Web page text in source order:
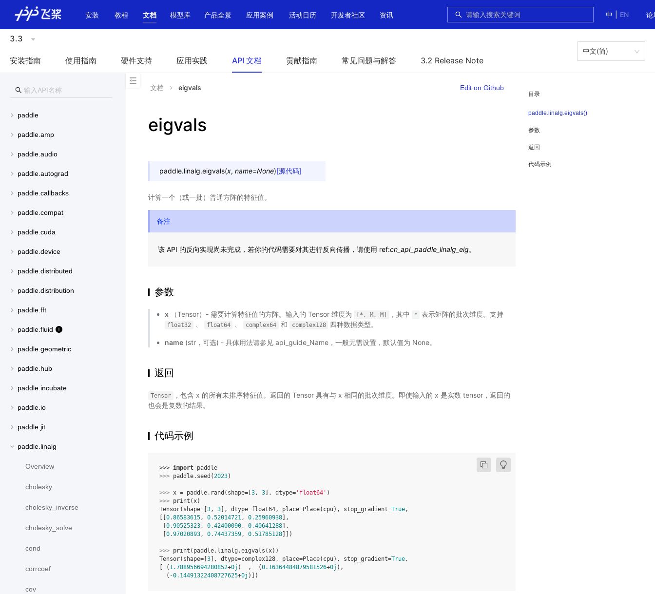
中
EN 论
安装 教程 文档 模型库 产品全景 应用案例 活动日历 开发者社区 资讯
3.3
安装指南 使用指南 硬件支持 应用实践 API 文档 贡献指南 常见问题与解答 3.2 Release Note
中文(简)
paddle
paddle.amp
paddle.audio
paddle.autograd
paddle.callbacks
paddle.compat
paddle.cuda
paddle.device
paddle.distributed
paddle.distribution
paddle.fft
paddle.fluid
paddle.geometric
paddle.hub
paddle.incubate
paddle.io
paddle.jit
paddle.linalg
Overview
cholesky
cholesky_inverse
cholesky_solve
cond
corrcoef
cov
目录
paddle.linalg.eigvals()
参数
返回
代码示例
文档 eigvals Edit on Github
eigvals
paddle.linalg.eigvals(x, name=None)[源代码]
计算一个（或一批）普通方阵的特征值。
备注
该 API 的反向实现尚未完成，若你的代码需要对其进行反向传播，请使用 ref:cn_api_paddle_linalg_eig。
参数
x （Tensor）- 需要计算特征值的方阵。输入的 Tensor 维度为 [*, M, M] ，其中 * 表示矩阵的批次维度。支持
float32 float64 complex64 和 complex128 四种数据类型。
name (str，可选) - 具体用法请参见api_guide_Name ，一般无需设置，默认值为 None。
返回
Tensor
，包含 x 的所有未排序特征值。返回的 Tensor 具有与 x 相同的批次维度。即使输入的 x 是实数 tensor，返回的
也会是复数的结果。
代码示例
>>> import paddle
>>> paddle. seed (2023)
>>> x = paddle. rand ( shape= 3, 3 ], dtype= 'float64' )
>>> print (x)
Tensor(shape=[ 3, 3 ], dtype=float64, place=Place(cpu), stop_gradient=True,
0.86583615, 0.52014721, 0.25960938 ],
0.90525323, 0.42400090, 0.40641288 ],
0.97020893, 0.74437359, 0.51785128 ]])
>>> print ( paddle. linalg .eigvals (x))
Tensor(shape=[ 3 ], dtype=complex128, place=Place(cpu), stop_gradient=True,
[ ( 1.788956694280852+0j )  ,  (0.16364484879581526+0j ),
  (
-0.14491322408727625+0j )])